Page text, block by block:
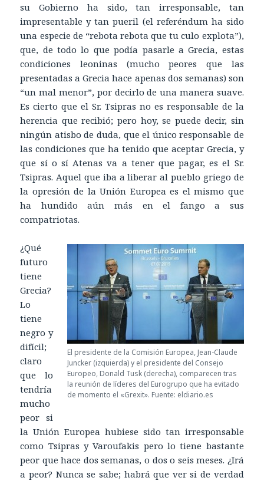
su Gobierno ha sido, tan irresponsable, tan
impresentable y tan pueril (el referéndum ha sido
una especie de “rebota rebota que tu culo explota”),
que, de todo lo que podía pasarle a Grecia, estas
condiciones leoninas (mucho peores que las
presentadas a Grecia hace apenas dos semanas) son
“un mal menor”, por decirlo de una manera suave.
Es cierto que el Sr. Tsipras no es responsable de la
herencia que recibió; pero hoy, se puede decir, sin
ningún atisbo de duda, que el único responsable de
las condiciones que ha tenido que aceptar Grecia, y
que sí o sí Atenas va a tener que pagar, es el Sr.
Tsipras. Aquel que iba a liberar al pueblo griego de
la opresión de la Unión Europea es el mismo que
ha hundido aún más en el fango a sus
compatriotas.
El presidente de la Comisión Europea, Jean-Claude
Juncker (izquierda) y el presidente del Consejo
Europeo, Donald Tusk (derecha), comparecen tras
la reunión de líderes del Eurogrupo que ha evitado
de momento el «Grexit». Fuente: eldiario.es
¿Qué
futuro
tiene
Grecia?
Lo
tiene
negro y
difícil;
claro
que lo
tendría
mucho
peor si
la Unión Europea hubiese sido tan irresponsable
como Tsipras y Varoufakis pero lo tiene bastante
peor que hace dos semanas, o dos o seis meses. ¿Irá
a peor? Nunca se sabe; habrá que ver si de verdad